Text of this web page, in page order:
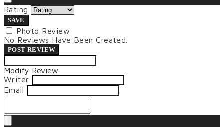
Rating
SAVE
Photo Review
No Reviews Have Been Created.
POST REVIEW
Modify Review
Writer
Email